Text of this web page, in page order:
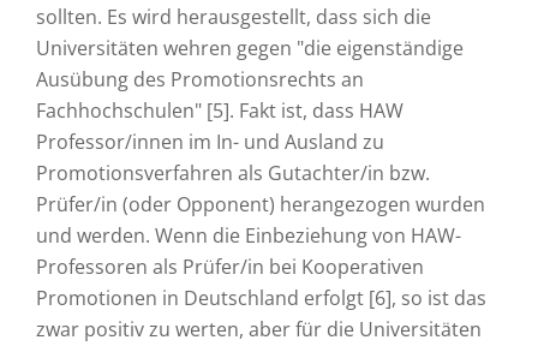
sollten. Es wird herausgestellt, dass sich die
Universitäten wehren gegen "die eigenständige
Ausübung des Promotionsrechts an
Fachhochschulen" [5]. Fakt ist, dass HAW
Professor/innen im In- und Ausland zu
Promotionsverfahren als Gutachter/in bzw.
Prüfer/in (oder Opponent) herangezogen wurden
und werden. Wenn die Einbeziehung von HAW-
Professoren als Prüfer/in bei Kooperativen
Promotionen in Deutschland erfolgt [6], so ist das
zwar positiv zu werten, aber für die Universitäten